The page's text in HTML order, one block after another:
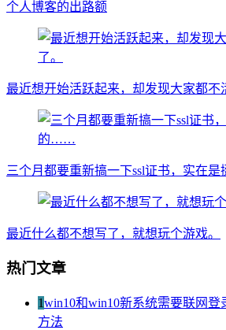
个人博客的出路额
最近想开始活跃起来，却发现大家都不
三个月都要重新搞一下ssl证书，实在
最近什么都不想写了，就想玩个游戏。
热门文章
1win10和win10新系统需要联网登
方法